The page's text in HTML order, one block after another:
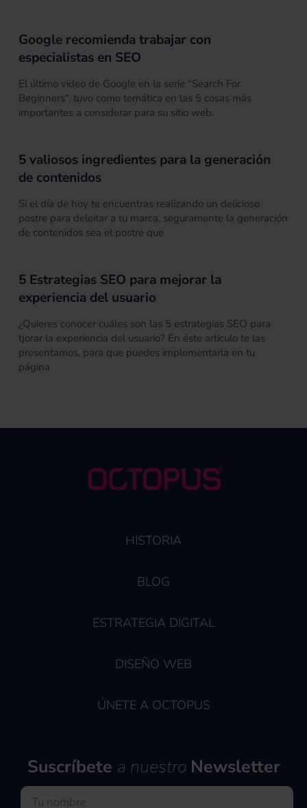
Google recomienda trabajar con
especialistas en SEO
El último video de Google en la serie “Search For
Beginners“, tuvo como temática en las 5 cosas más
importantes a considerar para su sitio web.
5 valiosos ingredientes para la generación
de contenidos
Si el día de hoy te encuentras realizando un delicioso
postre para deleitar a tu marca, seguramente la generación
de contenidos sea el postre que
5 Estrategias SEO para mejorar la
experiencia del usuario
¿Quieres conocer cuáles son las 5 estrategias SEO para
tjorar la experiencia del usuario? En éste artículo te las
presentamos, para que puedes implementarla en tu
página
HISTORIA
BLOG
ESTRATEGIA DIGITAL
DISEÑO WEB
ÚNETE A OCTOPUS
Suscríbete a nuestro Newsletter
Nombre